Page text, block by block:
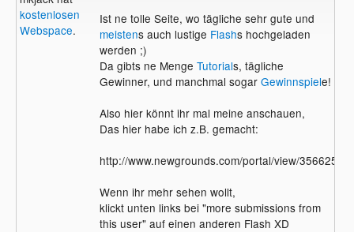
kostenlosen
Webspace.
Ist ne tolle Seite, wo tägliche sehr gute und
meistens auch lustige Flashs hochgeladen
werden ;)
Da gibts ne Menge Tutorials, tägliche
Gewinner, und manchmal sogar Gewinnspiele!
Also hier könnt ihr mal meine anschauen,
Das hier habe ich z.B. gemacht:
http://www.newgrounds.com/portal/view/356625
Wenn ihr mehr sehen wollt,
klickt unten links bei "more submissions from
this user" auf einen anderen Flash XD